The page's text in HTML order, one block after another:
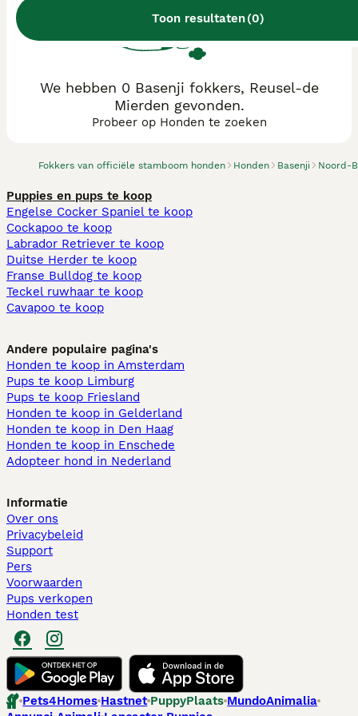
Toon resultaten(0)
Fokkers van officiële stamboom honden Honden Basenji Noord-
We hebben 0 Basenji fokkers, Reusel-de
Mierden gevonden.
Probeer op Honden te zoeken
Puppies en pups te koop
Engelse Cocker Spaniel te koop
Cockapoo te koop
Labrador Retriever te koop
Duitse Herder te koop
Franse Bulldog te koop
Teckel ruwhaar te koop
Cavapoo te koop
Andere populaire pagina's
Honden te koop in Amsterdam
Pups te koop Limburg​
Pups te koop Friesland​
Honden te koop in Gelderland
Honden te koop in Den Haag
Honden te koop in Enschede
Adopteer hond in Nederland
Informatie
Over ons
Privacybeleid
Support
Pers
Voorwaarden
Pups verkopen
Honden test
Pets4Homes Hastnet PuppyPlaats MundoAnimalia